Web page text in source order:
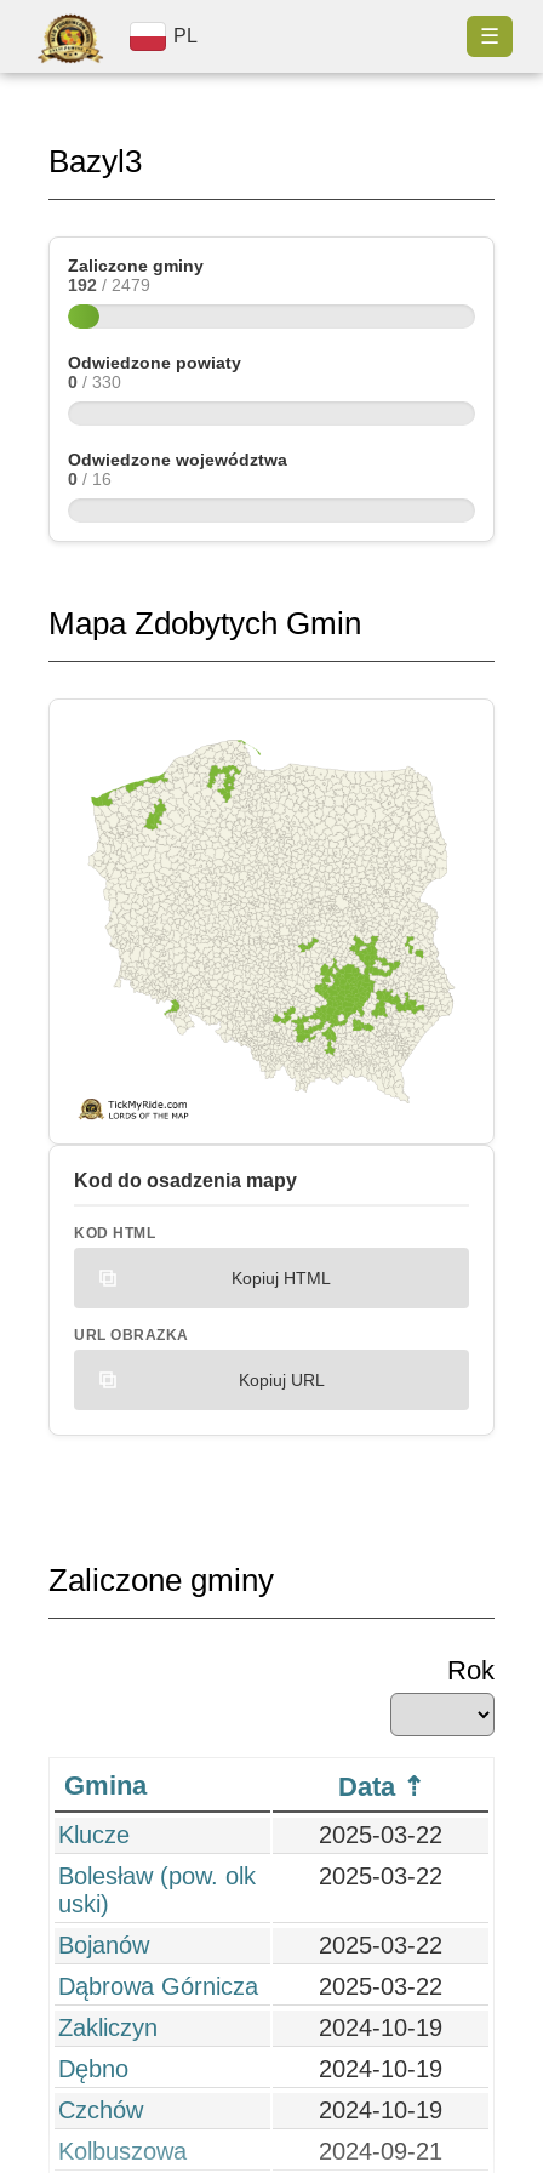
PL ☰
Bazyl3
Zaliczone gminy
192 / 2479
Odwiedzone powiaty
0 / 330
Odwiedzone województwa
0 / 16
Mapa Zdobytych Gmin
Kod do osadzenia mapy
KOD HTML
Kopiuj HTML
URL OBRAZKA
Kopiuj URL
Zaliczone gminy
Rok
Gmina Data
Klucze
2025-03-22
Bolesław (pow. olk
uski)
2025-03-22
Bojanów
2025-03-22
Dąbrowa Górnicza
2025-03-22
Zakliczyn
2024-10-19
Dębno
2024-10-19
Czchów
2024-10-19
Kolbuszowa
2024-09-21